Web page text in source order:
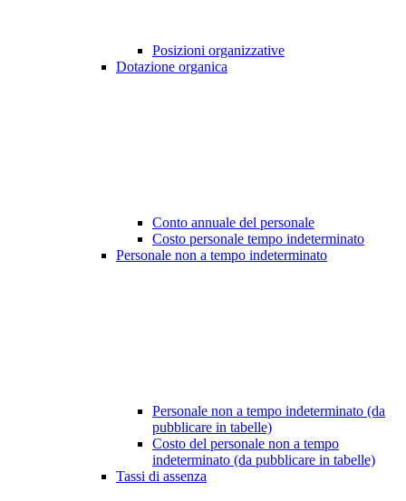
Posizioni organizzative
Dotazione organica
Conto annuale del personale
Costo personale tempo indeterminato
Personale non a tempo indeterminato
Personale non a tempo indeterminato (da
pubblicare in tabelle)
Costo del personale non a tempo
indeterminato (da pubblicare in tabelle)
Tassi di assenza